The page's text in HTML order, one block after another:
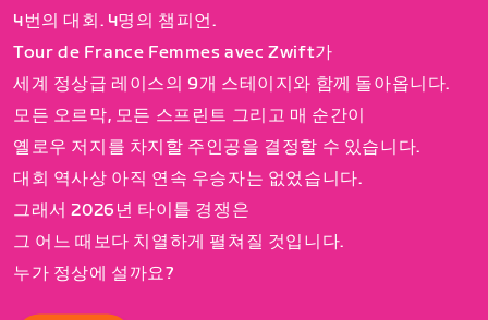
4번의 대회. 4명의 챔피언.
Tour de France Femmes avec Zwift가
세계 정상급 레이스의 9개 스테이지와 함께 돌아옵니다.
모든 오르막, 모든 스프린트 그리고 매 순간이
옐로우 저지를 차지할 주인공을 결정할 수 있습니다.
대회 역사상 아직 연속 우승자는 없었습니다.
그래서 2026년 타이틀 경쟁은
그 어느 때보다 치열하게 펼쳐질 것입니다.
누가 정상에 설까요?